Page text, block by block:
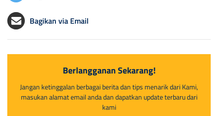
Bagikan via Email
Berlangganan Sekarang!
Jangan ketinggalan berbagai berita dan tips menarik dari Kami,
masukan alamat email anda dan dapatkan update terbaru dari
kami